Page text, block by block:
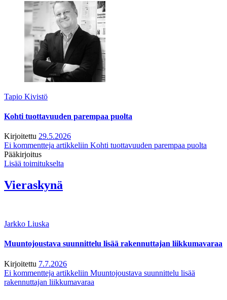
Tapio Kivistö
Kohti tuottavuuden parempaa puolta
Kirjoitettu 29.5.2026
Ei kommentteja artikkeliin Kohti tuottavuuden parempaa puolta
Pääkirjoitus
Lisää toimitukselta
Vieraskynä
Jarkko Liuska
Muuntojoustava suunnittelu lisää rakennuttajan liikkumavaraa
Kirjoitettu 7.7.2026
Ei kommentteja artikkeliin Muuntojoustava suunnittelu lisää
rakennuttajan liikkumavaraa